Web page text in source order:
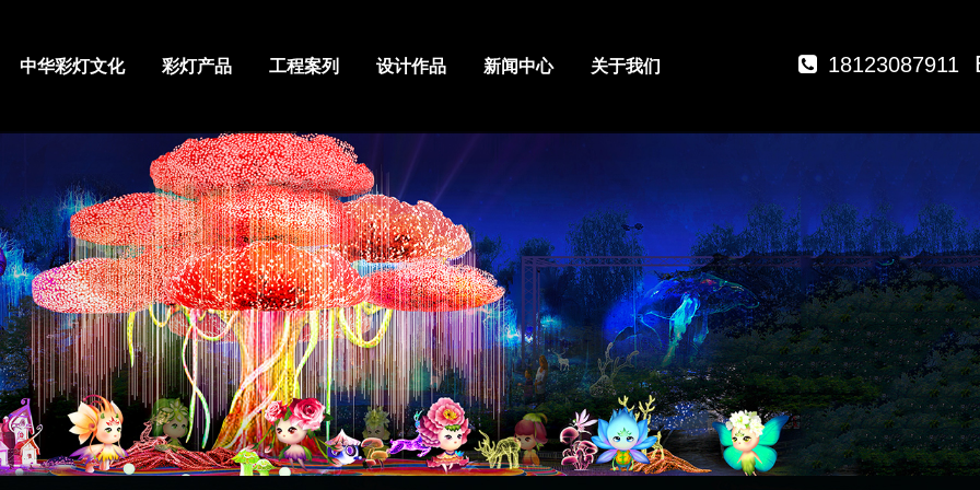
中华彩灯文化 彩灯产品 工程案列 设计作品 新闻中心 关于我们 18123087911